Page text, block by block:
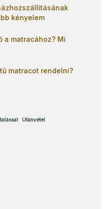
kényelem
a matracához? Mi
matracot rendelni?
Utánvétel